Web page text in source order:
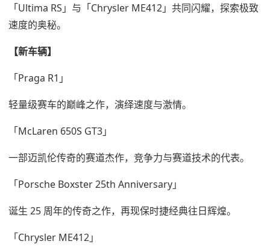
「Ultima RS」与「Chrysler ME412」共同闪耀，探索极致
速度的奥秘。
【新车辆】
「Praga R1」
轻量级赛车的巅峰之作，演绎速度与激情。
「McLaren 650S GT3」
一部迈凯伦传奇的赛道杰作，竞争力与赛道技术的代表。
「Porsche Boxster 25th Anniversary」
诞生 25 周年的传奇之作，再现保时捷经典往日辉煌。
「Chrysler ME412」